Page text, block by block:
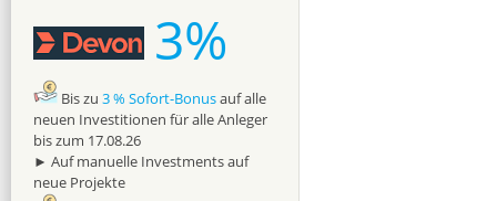
3%
Bis zu 3 % Sofort-Bonusauf alle
neuen Investitionen für alle Anleger
bis zum 17.08.26
► Auf manuelle Investments auf
neue Projekte